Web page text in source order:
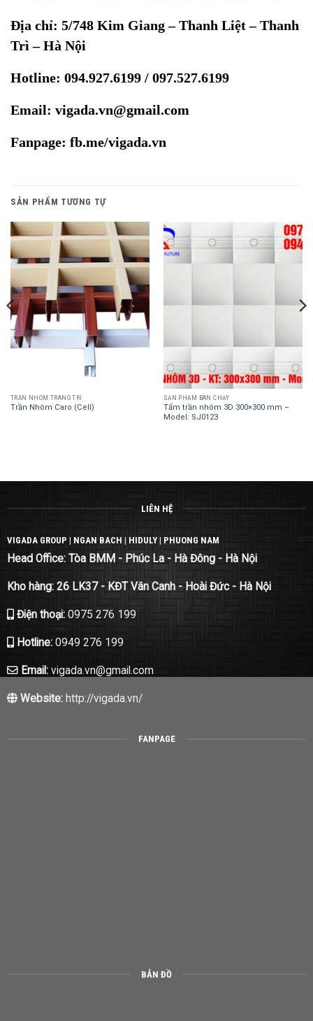
Địa chỉ: 5/748 Kim Giang – Thanh Liệt – Thanh
Trì – Hà Nội
Hotline: 094.927.6199 / 097.527.6199
Email: vigada.vn@gmail.com
Fanpage: fb.me/vigada.vn
SẢN PHẨM TƯƠNG TỰ
TRẦN NHÔM TRANG TRÍ
Trần Nhôm Caro (Cell)
SẢN PHẨM BÁN CHẠY
Tấm trần nhôm 3D 300×300 mm –
Model: SJ0123
LIÊN HỆ
VIGADA GROUP | NGAN BACH | HIDULY | PHUONG NAM
Head Office: Tòa BMM - Phúc La - Hà Đông - Hà Nội
Kho hàng: 26 LK37 - KĐT Vân Canh - Hoài Đức - Hà Nội
Điện thoại: 0975 276 199
Hotline: 0949 276 199
Email: vigada.vn@gmail.com
Website:http://vigada.vn/
FANPAGE
BẢN ĐỒ